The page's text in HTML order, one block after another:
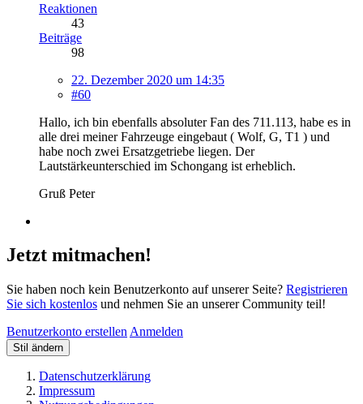
Reaktionen
43
Beiträge
98
22. Dezember 2020 um 14:35
#60
Hallo, ich bin ebenfalls absoluter Fan des 711.113, habe es in
alle drei meiner Fahrzeuge eingebaut ( Wolf, G, T1 ) und
habe noch zwei Ersatzgetriebe liegen. Der
Lautstärkeunterschied im Schongang ist erheblich.
Gruß Peter
Jetzt mitmachen!
Sie haben noch kein Benutzerkonto auf unserer Seite? Registrieren
Sie sich kostenlos und nehmen Sie an unserer Community teil!
Benutzerkonto erstellen Anmelden
Stil ändern
Datenschutzerklärung
Impressum